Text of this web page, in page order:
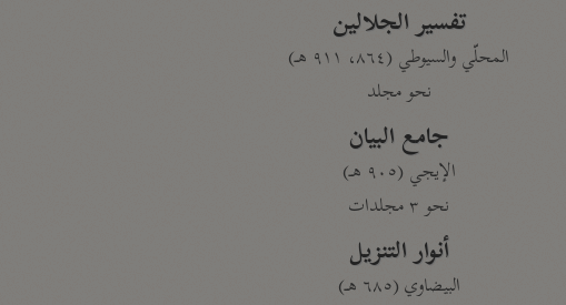
تفسير الجلالين
المحلّي والسيوطي (٨٦٤، ٩١١ هـ)
نحو مجلد
جامع البيان
الإيجي (٩٠٥ هـ)
نحو ٣ مجلدات
أنوار التنزيل
البيضاوي (٦٨٥ هـ)